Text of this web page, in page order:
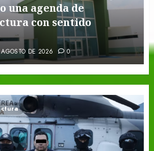
reconoce a nivel
de estudiante de la
DE 2026 0